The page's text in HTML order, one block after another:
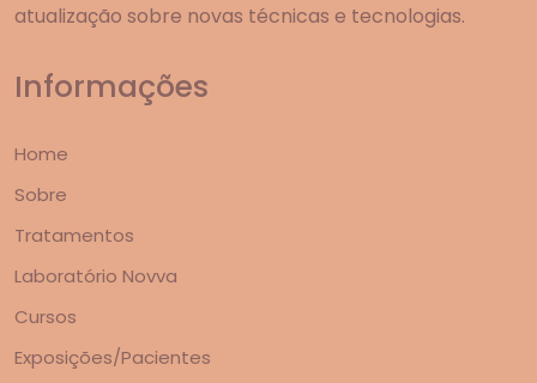
atualização sobre novas técnicas e tecnologias.
Informações
Home
Sobre
Tratamentos
Laboratório Novva
Cursos
Exposições/Pacientes